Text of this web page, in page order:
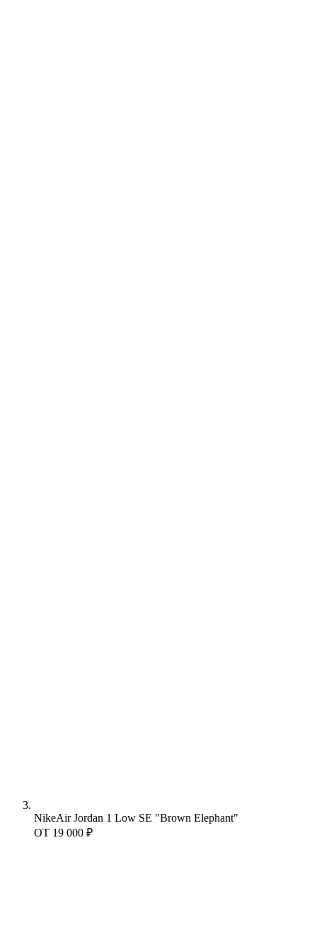
NikeAir Jordan 1 Low SE "Brown Elephant"
ОТ 19 000 ₽